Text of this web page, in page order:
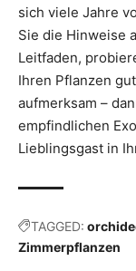
sich viele Jahre
Sie die Hinweise
Leitfaden,
Ihren Pflanzen
aufmerksam –
empfindlichen
Lieblingsgast in
TAGGED:
Zimmerpflanzen